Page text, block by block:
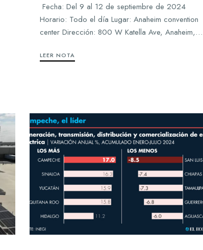
Fecha: Del 9 al 12 de septiembre de 2024
Horario: Todo el día Lugar: Anaheim convention
center Dirección: 800 W Katella Ave, Anaheim,…
LEER NOTA